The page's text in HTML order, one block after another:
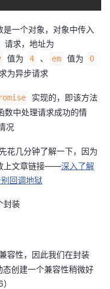
一个对象，对象中传入
请求，地址为
值为 4 、 em 值为 0
为异步请求
实现的，即该方法
数中处理请求成功的情
况
花几分钟了解一下，因为
上文章链接——深入了解
回调地狱
封装
容性，因此我们在封装
创建一个兼容性稍微好